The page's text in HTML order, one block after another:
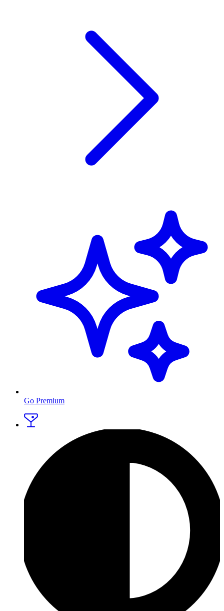
Go Premium